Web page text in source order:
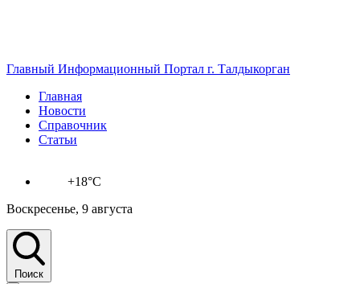
Главный Информационный Портал г. Талдыкорган
Главная
Новости
Справочник
Статьи
+18°C
Воскресенье, 9 августа
Поиск